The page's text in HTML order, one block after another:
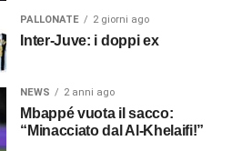
PALLONATE 2 giorni ago
Inter-Juve: i doppi ex
NEWS 2 anni ago
Mbappé vuota il sacco:
“Minacciato dal Al-Khelaifi!”